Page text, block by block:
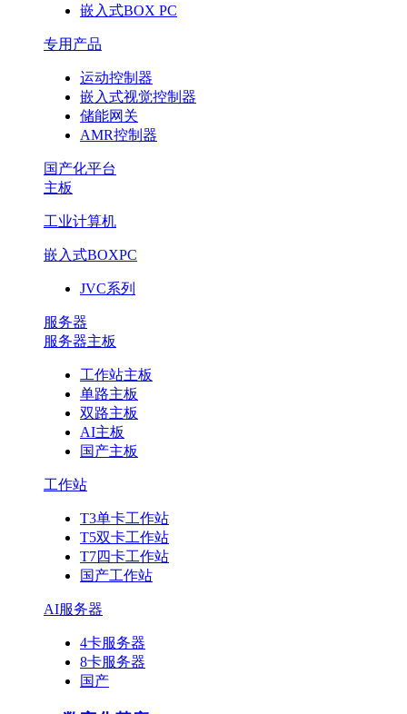
嵌入式BOX PC
专用产品
运动控制器
嵌入式视觉控制器
储能网关
AMR控制器
国产化平台
主板
工业计算机
嵌入式BOXPC
JVC系列
服务器
服务器主板
工作站主板
单路主板
双路主板
AI主板
国产主板
工作站
T3单卡工作站
T5双卡工作站
T7四卡工作站
国产工作站
AI服务器
4卡服务器
8卡服务器
国产